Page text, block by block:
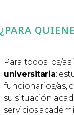
¿PARA
Para todos los/
universitaria:
funcionarios/as,
su situación
servicios